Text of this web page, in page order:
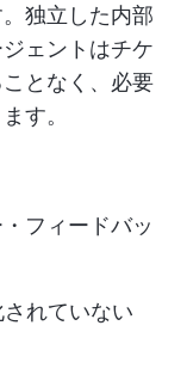
独立した内部
ェントはチケ
となく、必要
す。
フィードバッ
れていない